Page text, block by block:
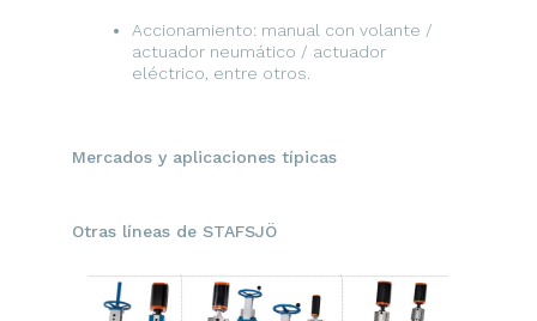
Accionamiento: manual con volante /
actuador neumático / actuador
eléctrico, entre otros.
Mercados y aplicaciones típicas
Otras líneas de STAFSJÖ